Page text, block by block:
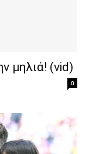
μηλιά! (vid)
0